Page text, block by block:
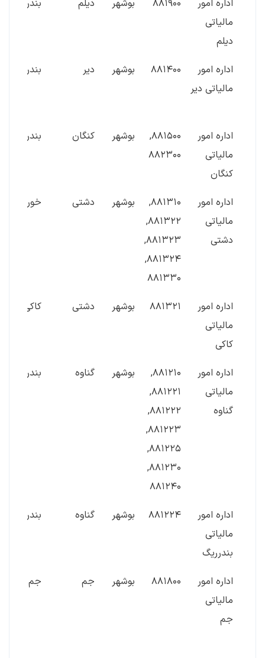
اداره امور
مالیاتی
دیلم
۸۸۱۹۰۰ بوشهر دیلم بندر دیلم
اداره امور
مالیاتی دیر
۸۸۱۴۰۰ بوشهر دیر بندردیر
اداره امور
مالیاتی
کنگان
۸۸۱۵۰۰,
۸۸۲۳۰۰
بوشهر کنگان بندرکنگان
اداره امور
مالیاتی
دشتی
۸۸۱۳۱۰,
۸۸۱۳۲۲,
۸۸۱۳۲۳,
۸۸۱۳۲۴,
۸۸۱۳۳۰
بوشهر دشتی خورموج
اداره امور
مالیاتی
کاکی
۸۸۱۳۲۱ بوشهر دشتی کاکی
اداره امور
مالیاتی
گناوه
۸۸۱۲۱۰,
۸۸۱۲۲۱,
۸۸۱۲۲۲,
۸۸۱۲۲۳,
۸۸۱۲۲۵,
۸۸۱۲۳۰,
۸۸۱۲۴۰
بوشهر گناوه بندرگناوه
اداره امور
مالیاتی
بندرریگ
۸۸۱۲۲۴ بوشهر گناوه بندر ریگ
اداره امور
مالیاتی
جم
۸۸۱۸۰۰ بوشهر جم جم